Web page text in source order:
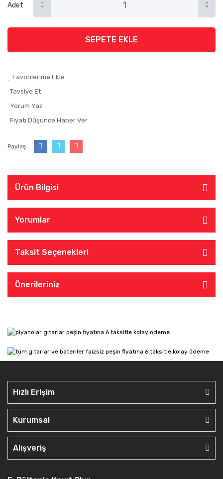
Adet
SEPETE EKLE
Tavsiye Et
Yorum Yaz
Fiyatı Düşünce Haber Ver
Paylaş :
Ürün Bilgisi
Yorumlar
Taksit Seçenekleri
Önerileriniz
Hızlı Erişim
Kurumsal
Alışveriş